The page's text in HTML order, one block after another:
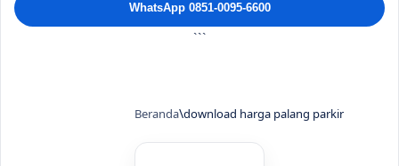
WhatsApp 0851-0095-6600
```
Beranda download harga palang parkir